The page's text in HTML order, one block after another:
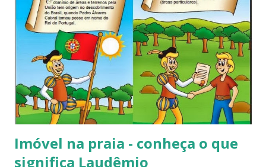
Cure e distribuído aos participantes da primeira Corrida
pela Cura, realizada em Nova York, em 1990 e, desde então,
promovida anualmente na cidade (www.komen.org). Em
1997, entidades das cidades de Yuba e Lodi nos Estados
Unidos, começaram efetivamente a comemorar e fomentar
ações voltadas a prevenção do câncer de mama,
denominando como Outubro Rosa. Todas ações eram e são
até hoje direcionadas ...
Imóvel na praia - conheça o que
significa Laudêmio